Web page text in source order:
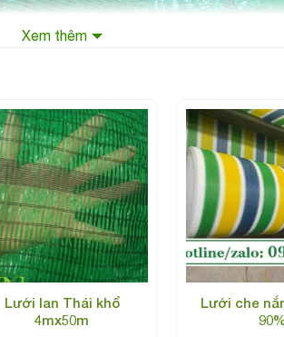
Lưới che nắng Thái Lan 60%
Xem thêm
Lưới lan Thái khổ
4mx50m
Lưới che